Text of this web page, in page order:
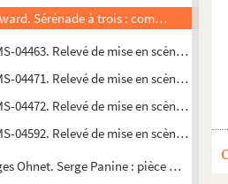
Sérénade à trois : comédie inédite
04463. Relevé de mise en scène. 1
04471. Relevé de mise en scène. 2
04472. Relevé de mise en scène. 3
04592. Relevé de mise en scène. 4
Ohnet. Serge Panine : pièce en 5 actes.